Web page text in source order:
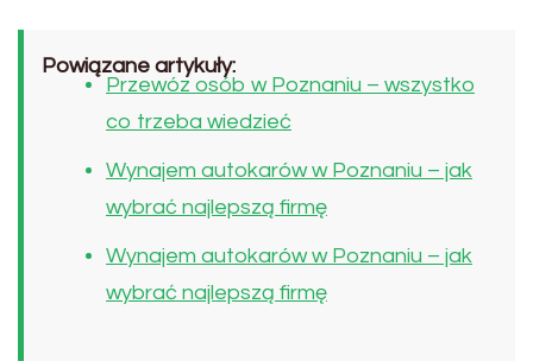
Powiązane artykuły:
Przewóz osób w Poznaniu – wszystko
co trzeba wiedzieć
Wynajem autokarów w Poznaniu – jak
wybrać najlepszą firmę
Wynajem autokarów w Poznaniu – jak
wybrać najlepszą firmę